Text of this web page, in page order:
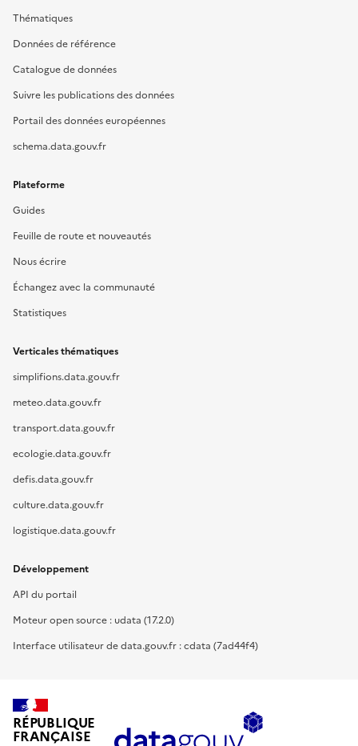
Thématiques
Données de référence
Catalogue de données
Suivre les publications des données
Portail des données européennes
schema.data.gouv.fr
Plateforme
Guides
Feuille de route et nouveautés
Nous écrire
Échangez avec la communauté
Statistiques
Verticales thématiques
simplifions.data.gouv.fr
meteo.data.gouv.fr
transport.data.gouv.fr
ecologie.data.gouv.fr
defis.data.gouv.fr
culture.data.gouv.fr
logistique.data.gouv.fr
Développement
API du portail
Moteur open source : udata (17.2.0)
Interface utilisateur de data.gouv.fr : cdata (7ad44f4)
RÉPUBLIQUE
FRANÇAISE